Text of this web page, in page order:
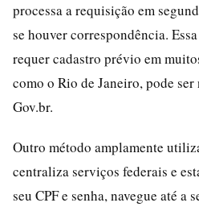
processa a requisição em
se houver correspondência.
requer cadastro prévio em
como o Rio de Janeiro, pode
Gov.br.
Outro método amplamente
centraliza serviços federais e
seu CPF e senha, navegue até a